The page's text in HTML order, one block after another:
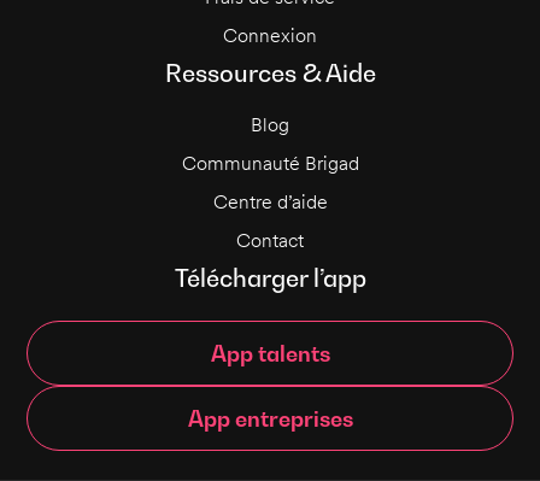
Connexion
Ressources & Aide
Blog
Communauté Brigad
Centre d’aide
Contact
Télécharger l’app
App talents
App entreprises